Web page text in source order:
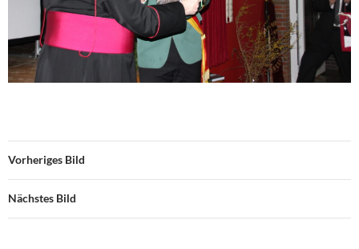
Vorheriges Bild
Nächstes Bild